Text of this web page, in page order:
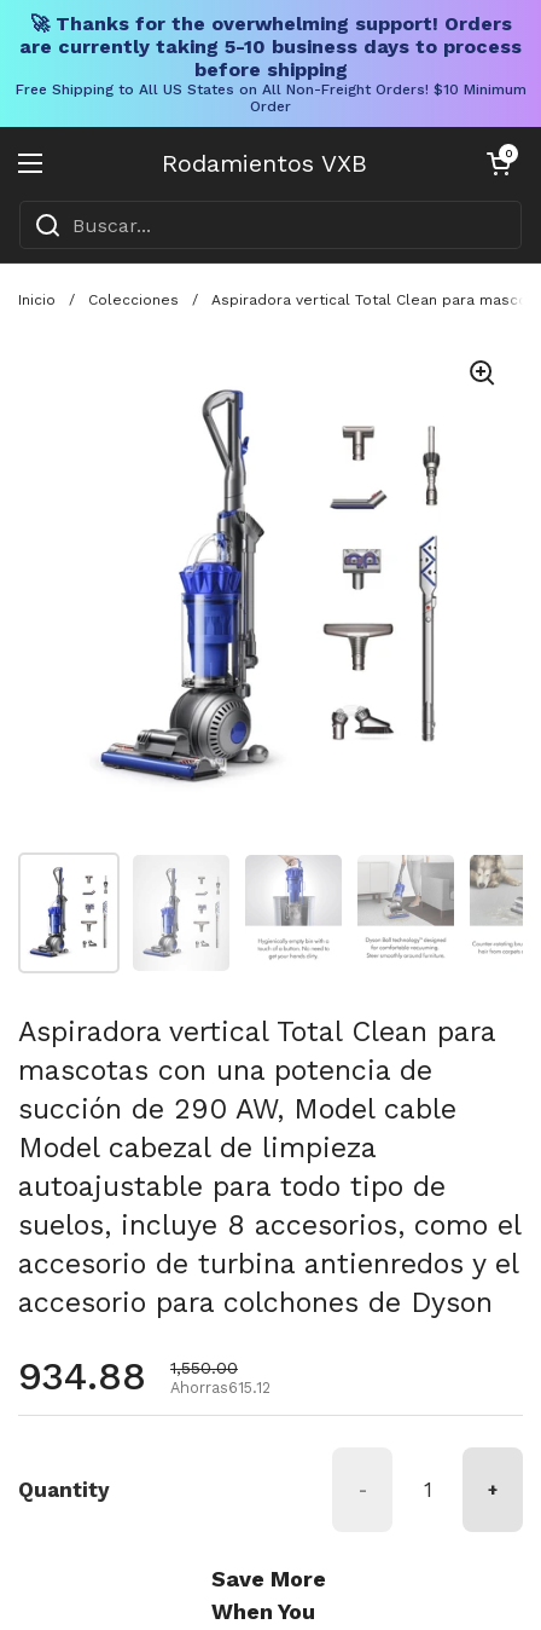
🚀 Thanks for the overwhelming support! Orders
are currently taking 5-10 business days to process
before shipping
Free Shipping to All US States on All Non-Freight Orders! $10 Minimum
Order
Rodamientos VXB
Abrir menú
Carrito0
Inicio / Colecciones / Aspiradora vertical Total Clean para
Mostrar diapositiva 1Mostrar diapositiva 2Mostrar diapositiva 3
Mostrar
Aspiradora vertical Total Clean para
mascotas con una potencia de
succión de 290 AW, Model cable
Model cabezal de limpieza
autoajustable para todo tipo de
suelos, incluye 8 accesorios, como el
accesorio de turbina antienredos y el
accesorio para colchones de Dyson
Precio habitual
934.88 Precio de oferta
1,550.00
Ahorras615.12
Quantity - +
Save More
When You